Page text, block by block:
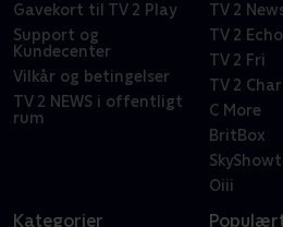
Gavekort til TV 2 Play
Support og
Kundecenter
Vilkår og betingelser
TV 2 NEWS i offentligt
rum
TV 2
TV 2 Echo
TV 2 Fri
TV 2
C More
BritBox
Oiii
Kategorier